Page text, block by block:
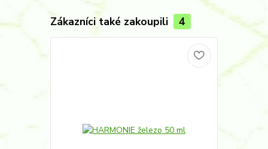
Zákazníci také zakoupili 4